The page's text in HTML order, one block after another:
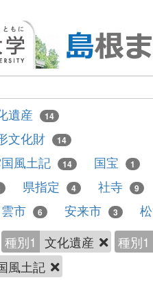
遺産 14
文化財 14
風土記 14 国宝 1
県指定 4 社寺 9
市 6 安来市 3
種別1 文化遺産
種別1
風土記